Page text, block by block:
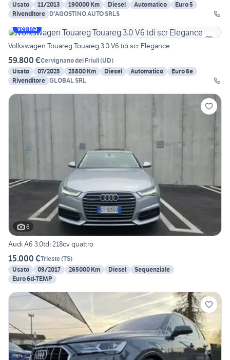
Usato
11/2013 190000 Km Diesel Automatico
Euro 5
Rivenditore D'AGOSTINO AUTO SRLS
Vetrina
Volkswagen Touareg Touareg 3.0 V6 tdi scr Elegance
59.800 €Cervignano del Friuli(UD)
Usato
07/2025 25800 Km Diesel Automatico
Euro 6e
Rivenditore GLOBAL SRL
6
Audi A6 3.0tdi 218cv quattro
15.000 €Trieste(TS)
Usato
09/2017 265000 Km Diesel
Sequenziale
Euro 6d-TEMP